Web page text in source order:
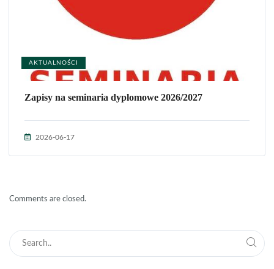
AKTUALNOŚCI
Zapisy na seminaria dyplomowe 2026/2027
2026-06-17
Comments are closed.